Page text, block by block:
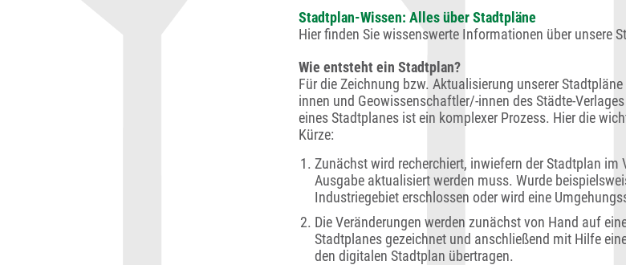
Stadtplan-Wissen: Alles über Stadtpläne
Hier finden Sie wissenswerte Informationen über unsere
Wie entsteht ein Stadtplan?
Für die Zeichnung bzw. Aktualisierung unserer
innen und Geowissenschaftler/-innen des Städte-
eines Stadtplanes ist ein komplexer Prozess. Hier die
Kürze:
Zunächst wird recherchiert, inwiefern der Stadtplan im
Ausgabe aktualisiert werden muss. Wurde
Industriegebiet erschlossen oder wird eine
Die Veränderungen werden zunächst von Hand auf
Stadtplanes gezeichnet und anschließend mit Hilfe
den digitalen Stadtplan übertragen.